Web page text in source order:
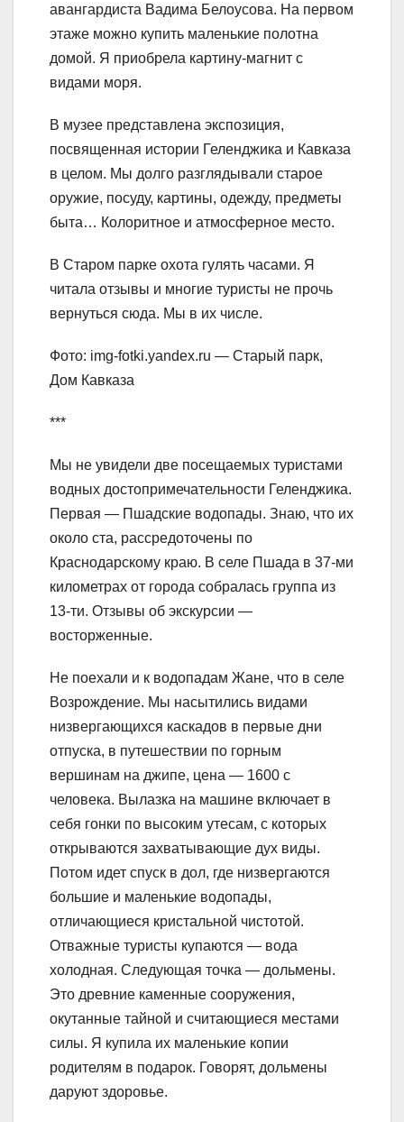
авангардиста Вадима Белоусова. На первом
этаже можно купить маленькие полотна
домой. Я приобрела картину-магнит с
видами моря.
В музее представлена экспозиция,
посвященная истории Геленджика и Кавказа
в целом. Мы долго разглядывали старое
оружие, посуду, картины, одежду, предметы
быта… Колоритное и атмосферное место.
В Старом парке охота гулять часами. Я
читала отзывы и многие туристы не прочь
вернуться сюда. Мы в их числе.
Фото: img-fotki.yandex.ru — Старый парк,
Дом Кавказа
***
Мы не увидели две посещаемых туристами
водных достопримечательности Геленджика.
Первая — Пшадские водопады. Знаю, что их
около ста, рассредоточены по
Краснодарскому краю. В селе Пшада в 37-ми
километрах от города собралась группа из
13-ти. Отзывы об экскурсии —
восторженные.
Не поехали и к водопадам Жане, что в селе
Возрождение. Мы насытились видами
низвергающихся каскадов в первые дни
отпуска, в путешествии по горным
вершинам на джипе, цена — 1600 с
человека. Вылазка на машине включает в
себя гонки по высоким утесам, с которых
открываются захватывающие дух виды.
Потом идет спуск в дол, где низвергаются
большие и маленькие водопады,
отличающиеся кристальной чистотой.
Отважные туристы купаются — вода
холодная. Следующая точка — дольмены.
Это древние каменные сооружения,
окутанные тайной и считающиеся местами
силы. Я купила их маленькие копии
родителям в подарок. Говорят, дольмены
даруют здоровье.